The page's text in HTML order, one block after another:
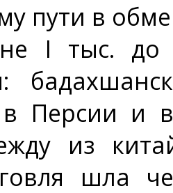
пути в
I тыс. до
Персии и
из
шла